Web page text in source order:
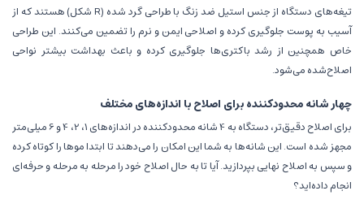
تیغه‌های دستگاه از جنس استیل ضد زنگ با طراحی گرد شده (R شکل) هستند که از
آسیب به پوست جلوگیری کرده و اصلاحی ایمن و نرم را تضمین می‌کنند. این طراحی
خاص همچنین از رشد باکتری‌ها جلوگیری کرده و باعث بهداشت بیشتر نواحی
اصلاح‌شده می‌شود.
چهار شانه محدودکننده برای اصلاح با اندازه‌های مختلف
برای اصلاح دقیق‌تر، دستگاه به 4 شانه محدودکننده در اندازه‌های 1، 2، 4 و 6 میلی‌متر
مجهز شده است. این شانه‌ها به شما این امکان را می‌دهند تا ابتدا موها را کوتاه کرده
و سپس به اصلاح نهایی بپردازید. آیا تا به حال اصلاح خود را مرحله به مرحله و حرفه‌ای
انجام داده‌اید؟